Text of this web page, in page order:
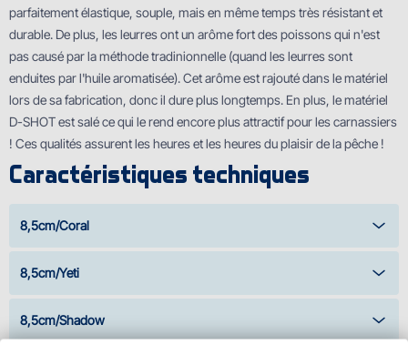
parfaitement élastique, souple, mais en même temps très résistant et
durable. De plus, les leurres ont un arôme fort des poissons qui n'est
pas causé par la méthode tradinionnelle (quand les leurres sont
enduites par l'huile aromatisée). Cet arôme est rajouté dans le matériel
lors de sa fabrication, donc il dure plus longtemps. En plus, le matériel
D-SHOT est salé ce qui le rend encore plus attractif pour les carnassiers
! Ces qualités assurent les heures et les heures du plaisir de la pêche !
Caractéristiques techniques
8,5cm/Coral
8,5cm/Yeti
8,5cm/Shadow